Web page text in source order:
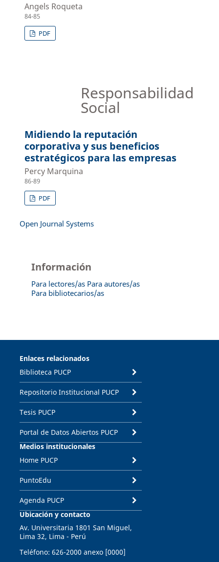
Angels Roqueta
84-85
PDF
Responsabilidad
Social
Midiendo la reputación
corporativa y sus beneficios
estratégicos para las empresas
Percy Marquina
86-89
PDF
Open Journal Systems
Información
Para lectores/as Para autores/as
Para bibliotecarios/as
Enlaces relacionados
Biblioteca PUCP
Repositorio Institucional PUCP
Tesis PUCP
Portal de Datos Abiertos PUCP
Medios institucionales
Home PUCP
PuntoEdu
Agenda PUCP
Ubicación y contacto
Av. Universitaria 1801 San Miguel,
Lima 32, Lima - Perú
Teléfono: 626-2000 anexo [0000]